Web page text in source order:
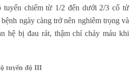
chiếm từ 1/2 đến dưới 2/3 cổ tử
ngày càng trở nên nghiêm trọng và
hệ bị đau rát, thậm chí chảy máu khi
tuyến độ III